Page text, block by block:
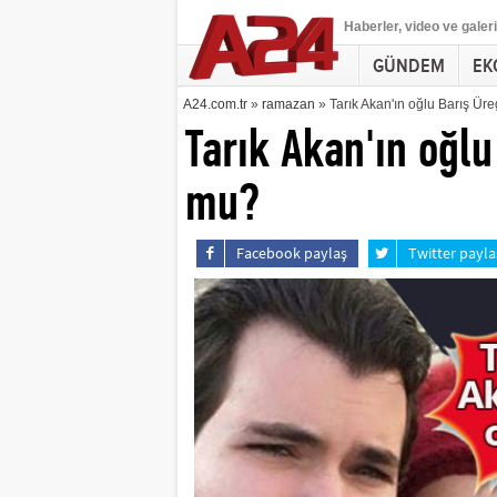
Haberler, video ve
GÜNDEM
A24.com.tr» ramazan » Tarık Akan'ın oğlu Barış
Tarık Akan'ın
mu?
Facebook paylaş Twitter